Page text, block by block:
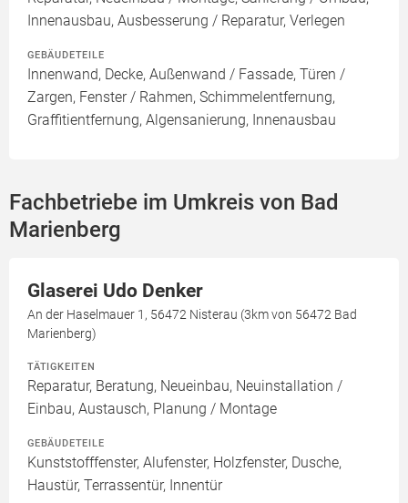
Innenausbau, Ausbesserung / Reparatur, Verlegen
GEBÄUDETEILE
Innenwand, Decke, Außenwand / Fassade, Türen /
Zargen, Fenster / Rahmen, Schimmelentfernung,
Graffitientfernung, Algensanierung, Innenausbau
Fachbetriebe im Umkreis von Bad
Marienberg
Glaserei Udo Denker
An der Haselmauer 1, 56472 Nisterau (3km von 56472 Bad
Marienberg)
TÄTIGKEITEN
Reparatur, Beratung, Neueinbau, Neuinstallation /
Einbau, Austausch, Planung / Montage
GEBÄUDETEILE
Kunststofffenster, Alufenster, Holzfenster, Dusche,
Haustür, Terrassentür, Innentür